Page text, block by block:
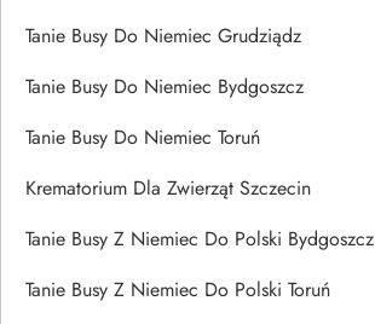
Tanie Busy Do Niemiec Grudziądz
Tanie Busy Do Niemiec Bydgoszcz
Tanie Busy Do Niemiec Toruń
Krematorium Dla Zwierząt Szczecin
Tanie Busy Z Niemiec Do Polski Bydgoszcz
Tanie Busy Z Niemiec Do Polski Toruń